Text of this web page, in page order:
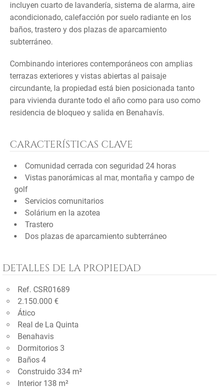
incluyen cuarto de lavandería, sistema de alarma, aire
acondicionado, calefacción por suelo radiante en los
baños, trastero y dos plazas de aparcamiento
subterráneo.
Combinando interiores contemporáneos con amplias
terrazas exteriores y vistas abiertas al paisaje
circundante, la propiedad está bien posicionada tanto
para vivienda durante todo el año como para uso como
residencia de bloqueo y salida en Benahavís.
CARACTERÍSTICAS CLAVE
Comunidad cerrada con seguridad 24 horas
Vistas panorámicas al mar, montaña y campo de
golf
Servicios comunitarios
Solárium en la azotea
Trastero
Dos plazas de aparcamiento subterráneo
DETALLES DE LA PROPIEDAD
Ref. CSR01689
2.150.000 €
Ático
Real de La Quinta
Benahavis
Dormitorios 3
Baños 4
Construido 334 m²
Interior 138 m²